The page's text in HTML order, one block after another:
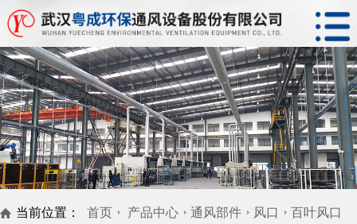
当前位置： 首页 产品中心 通风部件 风口 百叶风口